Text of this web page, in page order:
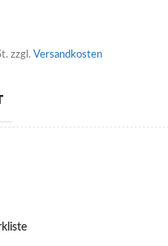
zzgl. Versandkosten